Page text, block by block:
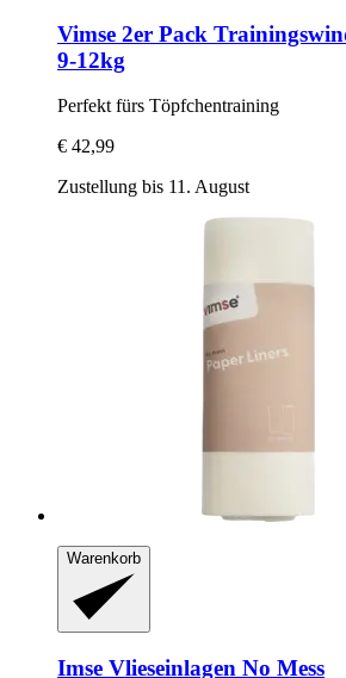
Vimse 2er Pack
9-​12kg
Perfekt fürs Töpfchentraining
€ 42,99
Zustellung bis 11. August
Warenkorb
Imse Vlieseinlagen No Mess